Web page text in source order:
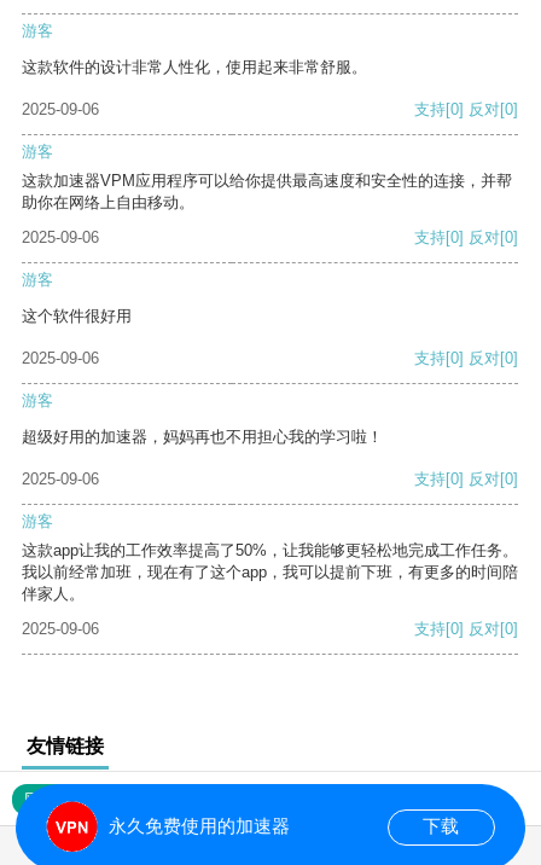
游客
这款软件的设计非常人性化，使用起来非常舒服。
2025-09-06 支持[0] 反对[0]
游客
这款加速器VPM应用程序可以给你提供最高速度和安全性的连接，并帮
助你在网络上自由移动。
2025-09-06
支持[0] 反对[0]
游客
这个软件很好用
2025-09-06 支持[0] 反对[0]
游客
超级好用的加速器，妈妈再也不用担心我的学习啦！
2025-09-06 支持[0] 反对[0]
游客
这款app让我的工作效率提高了50%，让我能够更轻松地完成工作任务。
我以前经常加班，现在有了这个app，我可以提前下班，有更多的时间陪
伴家人。
2025-09-06
支持[0] 反对[0]
友情链接
网站地图
永久免费使用的加速器 下载